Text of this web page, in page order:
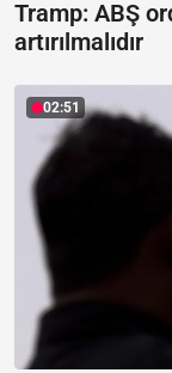
Tramp: ABŞ
artırılmalıdır
02:51